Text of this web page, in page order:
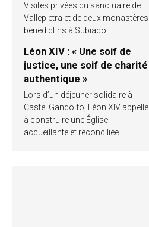
Visites privées du sanctuaire de
Vallepietra et de deux monastères
bénédictins à Subiaco
Léon XIV : « Une soif de
justice, une soif de charité
authentique »
Lors d’un déjeuner solidaire à
Castel Gandolfo, Léon XIV appelle
à construire une Église
accueillante et réconciliée